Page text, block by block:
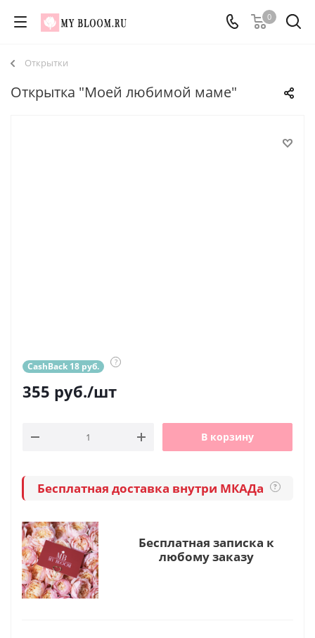
0
Открытки
Открытка "Моей любимой маме"
CashBack 18 руб. ?
355 руб./шт
В корзину
Бесплатная доставка внутри МКАДа ?
Бесплатная записка к
любому заказу